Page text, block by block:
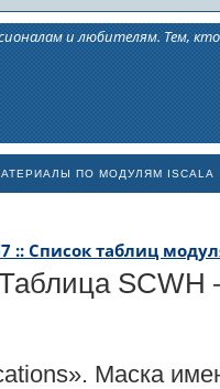
и любителям. Тем,
ПО МОДУЛЯМ ISCALA
:: Список таблиц
Маска